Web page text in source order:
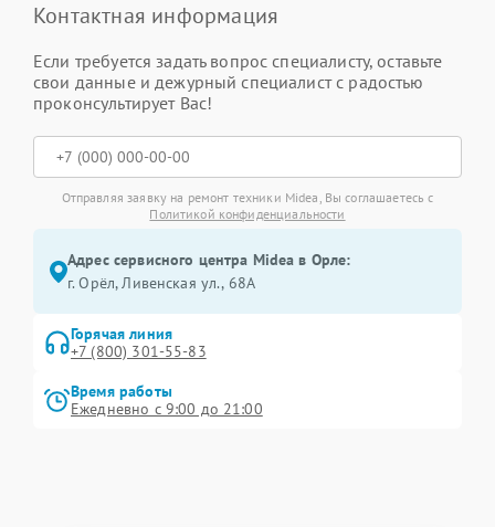
Контактная информация
Если требуется задать вопрос специалисту, оставьте
свои данные и дежурный специалист с радостью
проконсультирует Вас!
Отправляя заявку на ремонт техники Midea, Вы соглашаетесь с
Политикой конфиденциальности
Адрес сервисного центра Midea в Орле:
г. Орёл, Ливенская ул., 68А
Горячая линия
+7 (800) 301-55-83
Время работы
Ежедневно с 9:00 до 21:00